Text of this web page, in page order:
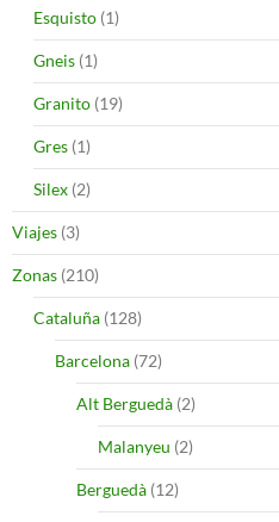
Esquisto (1)
Gneis (1)
Granito (19)
Gres (1)
Silex (2)
Viajes (3)
Zonas (210)
Cataluña (128)
Barcelona (72)
Alt Berguedà (2)
Malanyeu (2)
Berguedà (12)